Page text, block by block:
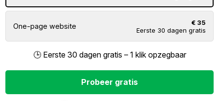
One-page website
€ 35
Eerste 30 dagen gratis
🕒 Eerste 30 dagen gratis – 1 klik opzegbaar
Probeer gratis